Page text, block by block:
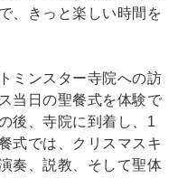
、きっと楽しい時間を
ミンスター寺院への訪
当日の聖餐式を体験で
後、寺院に到着し、1
式では、クリスマスキ
奏、説教、そして聖体